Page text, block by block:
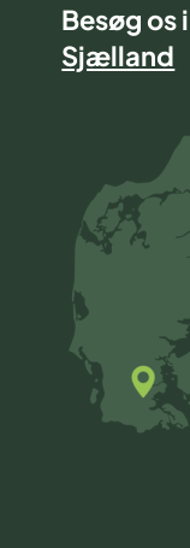
Besøg os i
Sjælland